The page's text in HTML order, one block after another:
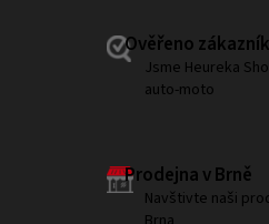
Ověřeno
Jsme Heureka
auto-moto
Prodejna v Brně
Navštivte naši